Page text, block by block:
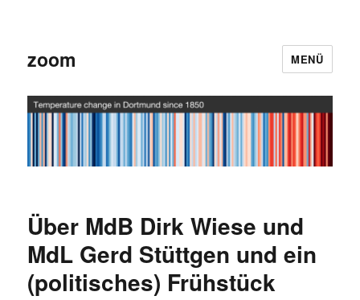
zoom MENÜ
Über MdB Dirk Wiese und
MdL Gerd Stüttgen und ein
(politisches) Frühstück